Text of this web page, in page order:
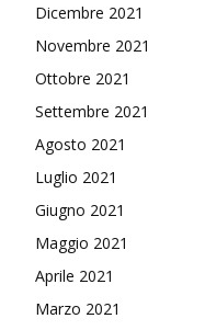
Dicembre 2021
Novembre 2021
Ottobre 2021
Settembre 2021
Agosto 2021
Luglio 2021
Giugno 2021
Maggio 2021
Aprile 2021
Marzo 2021